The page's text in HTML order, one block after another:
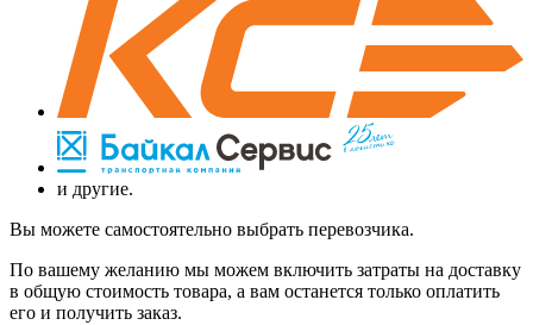
и другие.
Вы можете самостоятельно выбрать перевозчика.
По вашему желанию мы можем включить затраты на доставку
в общую стоимость товара, а вам останется только оплатить
его и получить заказ.